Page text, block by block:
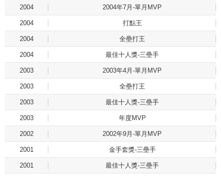
2004 2004年7月-單月MVP
2004 打點王
2004 全壘打王
2004 最佳十人獎-三壘手
2003 2003年4月-單月MVP
2003 全壘打王
2003 最佳十人獎-三壘手
2003 年度MVP
2002 2002年9月-單月MVP
2001 金手套獎-三壘手
2001 最佳十人獎-三壘手